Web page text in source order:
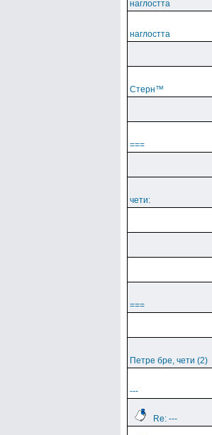
наглостта
наглостта
Cтepн™
===
чети:
===
Петре бре, чети (2)
---
Re: ---